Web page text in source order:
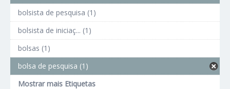
bolsista de pesquisa (1)
bolsista de iniciaç... (1)
bolsas (1)
bolsa de pesquisa (1)
Mostrar mais Etiquetas